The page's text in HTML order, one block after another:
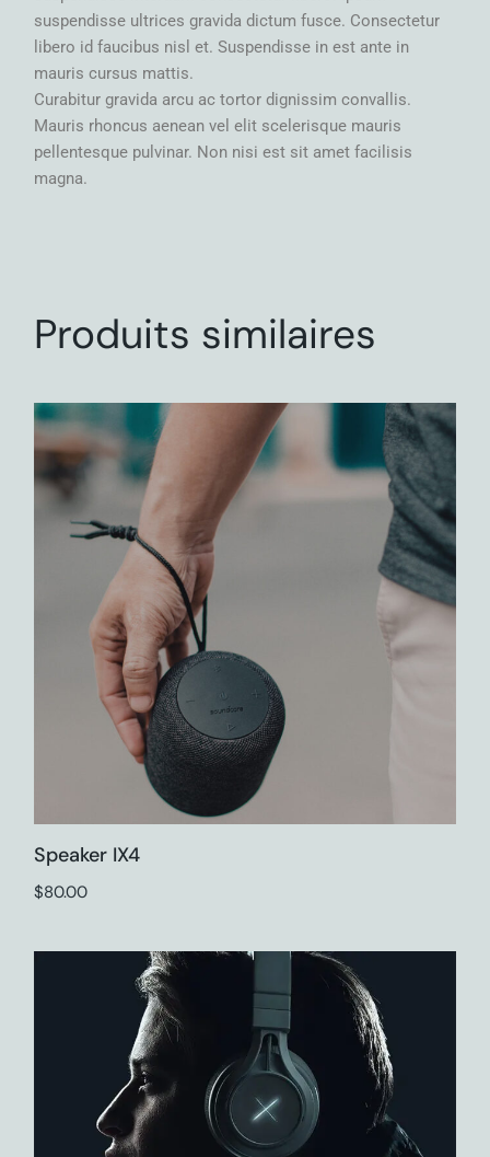
suspendisse ultrices gravida dictum fusce. Consectetur
libero id faucibus nisl et. Suspendisse in est ante in
mauris cursus mattis.
Curabitur gravida arcu ac tortor dignissim convallis.
Mauris rhoncus aenean vel elit scelerisque mauris
pellentesque pulvinar. Non nisi est sit amet facilisis
magna.
Produits similaires
Speaker IX4
$80.00